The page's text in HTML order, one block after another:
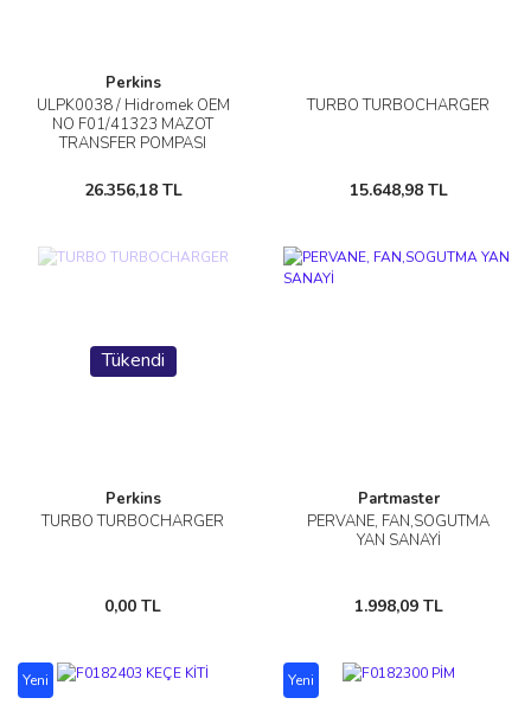
Perkins
ULPK0038 / Hidromek OEM
NO F01/41323 MAZOT
TRANSFER POMPASI
26.356,18 TL
TURBO TURBOCHARGER
15.648,98 TL
Tükendi
Perkins
TURBO TURBOCHARGER
0,00 TL
Partmaster
PERVANE, FAN,SOGUTMA
YAN SANAYİ
1.998,09 TL
Yeni Yeni